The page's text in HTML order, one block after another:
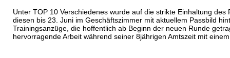
Unter TOP 10 Verschiedenes wurde auf die strikte Einhaltung
diesen bis 23. Juni im Geschäftszimmer mit aktuellem Passbild
Trainingsanzüge, die hoffentlich ab Beginn der neuen Runde
hervorragende Arbeit während seiner 8jährigen Amtszeit mit